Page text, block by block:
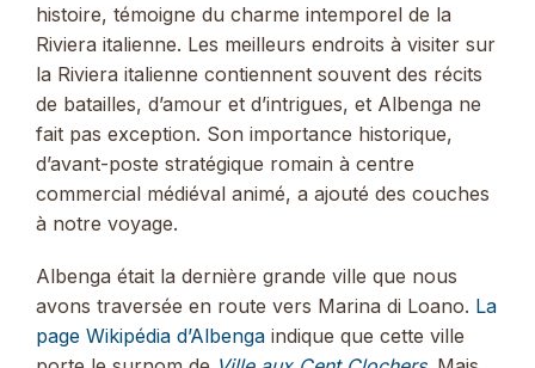
histoire, témoigne du charme intemporel de la
Riviera italienne. Les meilleurs endroits à visiter sur
la Riviera italienne contiennent souvent des récits
de batailles, d’amour et d’intrigues, et Albenga ne
fait pas exception. Son importance historique,
d’avant-poste stratégique romain à centre
commercial médiéval animé, a ajouté des couches
à notre voyage.
Albenga était la dernière grande ville que nous
avons traversée en route vers Marina di Loano. La
page Wikipédia d’Albenga indique que cette ville